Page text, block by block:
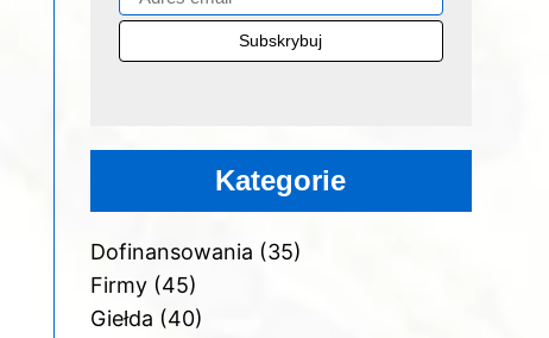
Kategorie
Dofinansowania (35)
Firmy(45)
Giełda (40)